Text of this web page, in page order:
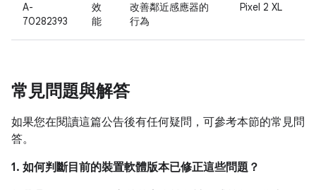
A-
70282393
效
能
改善鄰近感應器的
行為
Pixel 2 XL
常見問題與解答
如果您在閱讀這篇公告後有任何疑問，可參考本節的常見問
答。
1. 如何判斷目前的裝置軟體版本已修正這些問題？